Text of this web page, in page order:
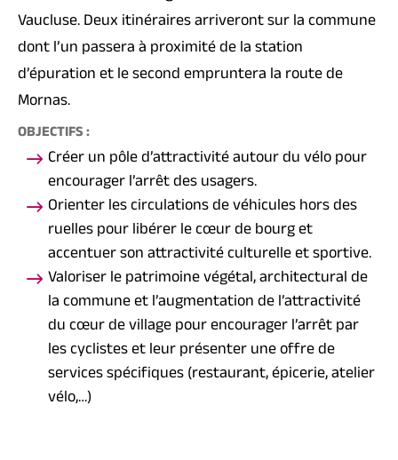
Vaucluse. Deux itinéraires arriveront sur la commune
dont l’un passera à proximité de la station
d’épuration et le second empruntera la route de
Mornas.
OBJECTIFS :
Créer un pôle d’attractivité autour du vélo pour
encourager l’arrêt des usagers.
Orienter les circulations de véhicules hors des
ruelles pour libérer le cœur de bourg et
accentuer son attractivité culturelle et sportive.
Valoriser le patrimoine végétal, architectural de
la commune et l’augmentation de l’attractivité
du cœur de village pour encourager l’arrêt par
les cyclistes et leur présenter une offre de
services spécifiques (restaurant, épicerie, atelier
vélo,…)